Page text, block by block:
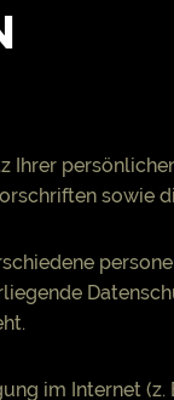
Ihrer
sowie
im Internet